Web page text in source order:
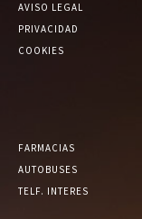
AVISO LEGAL
PRIVACIDAD
COOKIES
FARMACIAS
AUTOBUSES
TELF. INTERES